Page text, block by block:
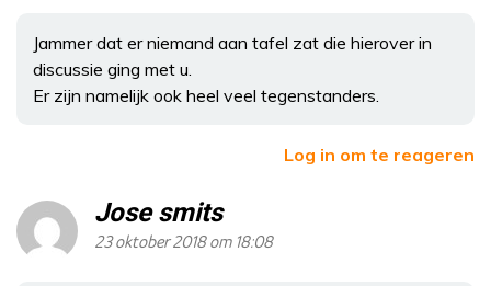
Jammer dat er niemand aan tafel zat die hierover in
discussie ging met u.
Er zijn namelijk ook heel veel tegenstanders.
Log in om te reageren
Jose smits
23 oktober 2018 om 18:08